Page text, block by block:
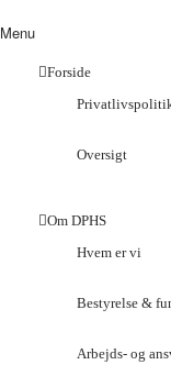
Menu
Forside
Oversigt
Om DPHS
Hvem er vi
Bestyrelse &
Arbejds- og